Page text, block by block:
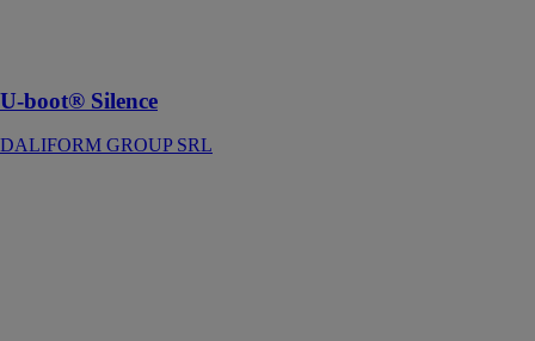
U-boot® Silence
DALIFORM GROUP SRL